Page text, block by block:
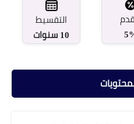
التقسيط
10 سنوات